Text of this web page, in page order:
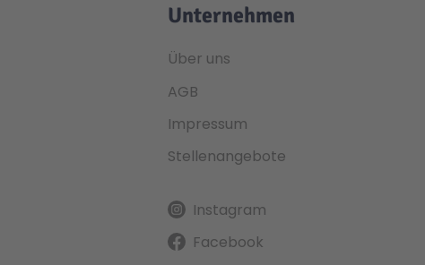
Unternehmen
Über uns
AGB
Impressum
Stellenangebote
Instagram
Facebook